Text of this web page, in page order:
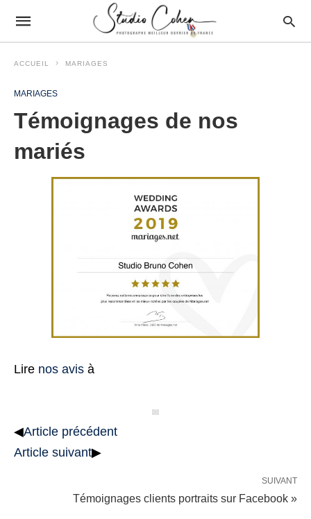
ACCUEIL MARIAGES
MARIAGES
Témoignages de nos
mariés
Lire nos avis à
◀Article précédent
Article suivant▶
SUIVANT
Témoignages clients portraits sur Facebook »